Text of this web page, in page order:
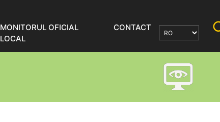
MONITORUL OFICIAL
LOCAL
CONTACT